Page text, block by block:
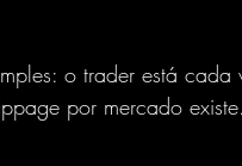
o trader está cada
por mercado